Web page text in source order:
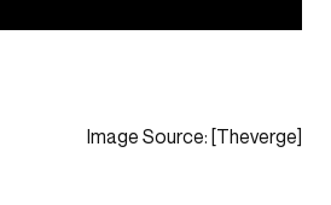
Image Source: [Theverge]